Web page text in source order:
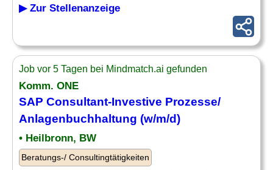
▶ Zur Stellenanzeige
Job vor 5 Tagen bei Mindmatch.ai gefunden
Komm. ONE
SAP Consultant-Investive Prozesse/
Anlagenbuchhaltung (w/m/d)
• Heilbronn, BW
Beratungs-/ Consultingtätigkeiten